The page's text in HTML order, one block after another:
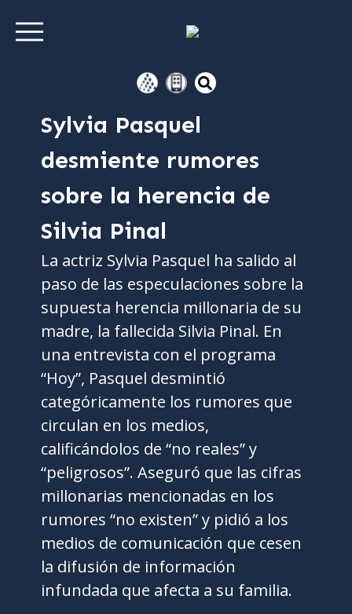
Sylvia Pasquel
desmiente rumores
sobre la herencia de
Silvia Pinal
La actriz Sylvia Pasquel ha salido al
paso de las especulaciones sobre la
supuesta herencia millonaria de su
madre, la fallecida Silvia Pinal. En
una entrevista con el programa
“Hoy”, Pasquel desmintió
categóricamente los rumores que
circulan en los medios,
calificándolos de “no reales” y
“peligrosos”. Aseguró que las cifras
millonarias mencionadas en los
rumores “no existen” y pidió a los
medios de comunicación que cesen
la difusión de información
infundada que afecta a su familia.